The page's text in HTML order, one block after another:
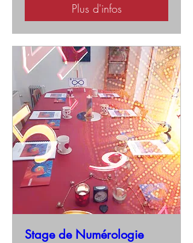
Plus d'infos
Stage de Numérologie